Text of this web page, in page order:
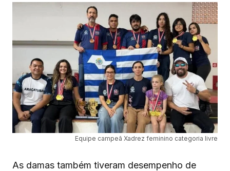
Equipe campeã Xadrez feminino categoria livre
As damas também tiveram desempenho de